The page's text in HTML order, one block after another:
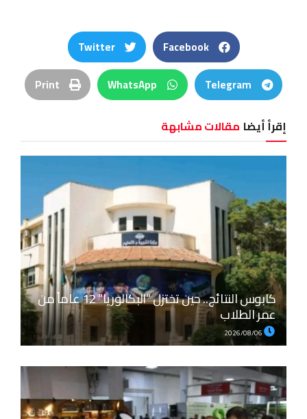
Facebook
Twitter
Telegram
WhatsApp
Print
إقرأ أيضا مقالات مشابهة
كابوس النتائج.. حين تختزل “البكالوريا” 12 عاماً من
عمر الطلاب